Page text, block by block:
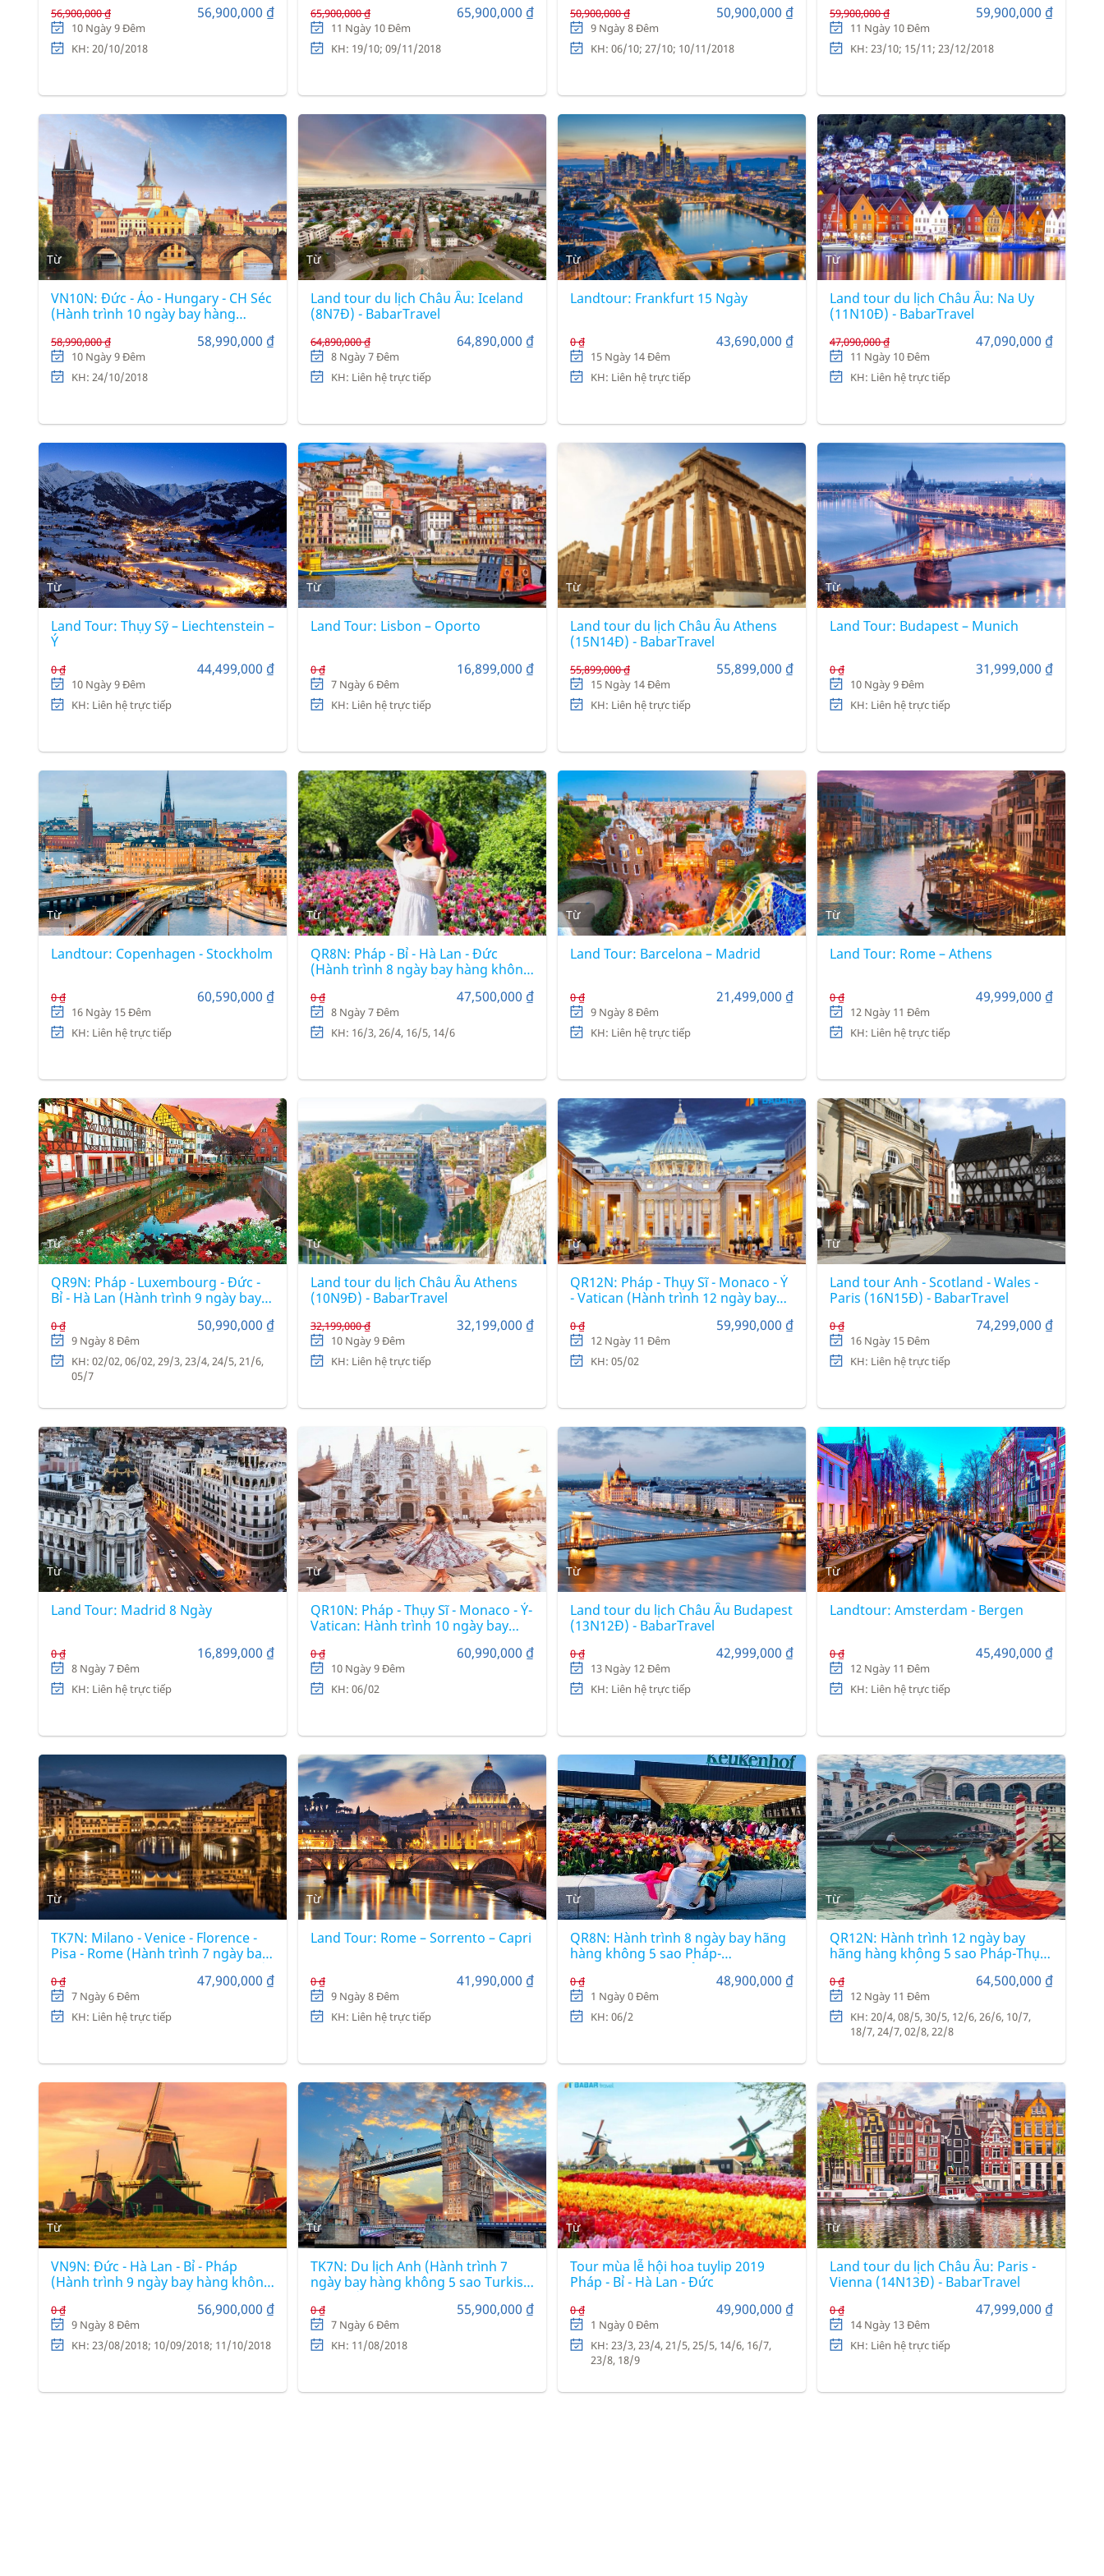
56,900,000 ₫ 56,900,000 ₫
10 Ngày 9 Đêm
KH: 20/10/2018
65,900,000 ₫ 65,900,000 ₫
11 Ngày 10 Đêm
KH: 19/10; 09/11/2018
50,900,000 ₫ 50,900,000 ₫
9 Ngày 8 Đêm
KH: 06/10; 27/10; 10/11/2018
Airlines)
59,900,000 ₫ 59,900,000 ₫
11 Ngày 10 Đêm
KH: 23/10; 15/11; 23/12/2018
Từ
VN10N: Đức - Áo - Hungary - CH Séc
(Hành trình 10 ngày bay hàng
không 4 sao Vietnam Airlines)
58,990,000 ₫ 58,990,000 ₫
10 Ngày 9 Đêm
KH: 24/10/2018
Từ
Land tour du lịch Châu Âu: Iceland
(8N7Đ) - BabarTravel
64,890,000 ₫ 64,890,000 ₫
8 Ngày 7 Đêm
KH: Liên hệ trực tiếp
Từ
Landtour: Frankfurt 15 Ngày
0 ₫ 43,690,000 ₫
15 Ngày 14 Đêm
KH: Liên hệ trực tiếp
Từ
Land tour du lịch Châu Âu: Na Uy
(11N10Đ) - BabarTravel
47,090,000 ₫ 47,090,000 ₫
11 Ngày 10 Đêm
KH: Liên hệ trực tiếp
Từ
Land Tour: Thụy Sỹ – Liechtenstein –
Ý
0 ₫ 44,499,000 ₫
10 Ngày 9 Đêm
KH: Liên hệ trực tiếp
Từ
Land Tour: Lisbon – Oporto
0 ₫ 16,899,000 ₫
7 Ngày 6 Đêm
KH: Liên hệ trực tiếp
Từ
Land tour du lịch Châu Âu Athens
(15N14Đ) - BabarTravel
55,899,000 ₫ 55,899,000 ₫
15 Ngày 14 Đêm
KH: Liên hệ trực tiếp
Từ
Land Tour: Budapest – Munich
0 ₫ 31,999,000 ₫
10 Ngày 9 Đêm
KH: Liên hệ trực tiếp
Từ
Landtour: Copenhagen - Stockholm
0 ₫ 60,590,000 ₫
16 Ngày 15 Đêm
KH: Liên hệ trực tiếp
Từ
QR8N: Pháp - Bỉ - Hà Lan - Đức
(Hành trình 8 ngày bay hàng không
5 sao Qatar Airways)
0 ₫ 47,500,000 ₫
8 Ngày 7 Đêm
KH: 16/3, 26/4, 16/5, 14/6
Từ
Land Tour: Barcelona – Madrid
0 ₫ 21,499,000 ₫
9 Ngày 8 Đêm
KH: Liên hệ trực tiếp
Từ
Land Tour: Rome – Athens
0 ₫ 49,999,000 ₫
12 Ngày 11 Đêm
KH: Liên hệ trực tiếp
Từ
QR9N: Pháp - Luxembourg - Đức -
Bỉ - Hà Lan (Hành trình 9 ngày bay
Airways)
0 ₫ 50,990,000 ₫
9 Ngày 8 Đêm
KH: 02/02, 06/02, 29/3, 23/4, 24/5, 21/6,
05/7
Từ
Land tour du lịch Châu Âu Athens
(10N9Đ) - BabarTravel
32,199,000 ₫ 32,199,000 ₫
10 Ngày 9 Đêm
KH: Liên hệ trực tiếp
Từ
QR12N: Pháp - Thụy Sĩ - Monaco - Ý
- Vatican (Hành trình 12 ngày bay
Airways
0 ₫ 59,990,000 ₫
12 Ngày 11 Đêm
KH: 05/02
Từ
Land tour Anh - Scotland - Wales -
Paris (16N15Đ) - BabarTravel
0 ₫ 74,299,000 ₫
16 Ngày 15 Đêm
KH: Liên hệ trực tiếp
Từ
Land Tour: Madrid 8 Ngày
0 ₫ 16,899,000 ₫
8 Ngày 7 Đêm
KH: Liên hệ trực tiếp
Từ
QR10N: Pháp - Thụy Sĩ - Monaco - Ý-
Vatican: Hành trình 10 ngày bay
Airways
0 ₫ 60,990,000 ₫
10 Ngày 9 Đêm
KH: 06/02
Từ
Land tour du lịch Châu Âu Budapest
(13N12Đ) - BabarTravel
0 ₫ 42,999,000 ₫
13 Ngày 12 Đêm
KH: Liên hệ trực tiếp
Từ
Landtour: Amsterdam - Bergen
0 ₫ 45,490,000 ₫
12 Ngày 11 Đêm
KH: Liên hệ trực tiếp
Từ
TK7N: Milano - Venice - Florence -
Pisa - Rome (Hành trình 7 ngày bay
hàng không 5 sao Turkish Airlines)
0 ₫ 47,900,000 ₫
7 Ngày 6 Đêm
KH: Liên hệ trực tiếp
Từ
Land Tour: Rome – Sorrento – Capri
0 ₫ 41,990,000 ₫
9 Ngày 8 Đêm
KH: Liên hệ trực tiếp
Từ
QR8N: Hành trình 8 ngày bay hãng
hàng không 5 sao Pháp-
Luxembourg-Đức-Bỉ-Hà lan
0 ₫ 48,900,000 ₫
1 Ngày 0 Đêm
KH: 06/2
Từ
QR12N: Hành trình 12 ngày bay
hãng hàng không 5 sao Pháp-Thụy
Sĩ - Monaco - Ý - Vatican
0 ₫ 64,500,000 ₫
12 Ngày 11 Đêm
KH: 20/4, 08/5, 30/5, 12/6, 26/6, 10/7,
18/7, 24/7, 02/8, 22/8
Từ
VN9N: Đức - Hà Lan - Bỉ - Pháp
(Hành trình 9 ngày bay hàng không
4 sao Vietnam Airlines)
0 ₫ 56,900,000 ₫
9 Ngày 8 Đêm
KH: 23/08/2018; 10/09/2018; 11/10/2018
Từ
TK7N: Du lịch Anh (Hành trình 7
ngày bay hàng không 5 sao Turkish
Airlines)
0 ₫ 55,900,000 ₫
7 Ngày 6 Đêm
KH: 11/08/2018
Từ
Tour mùa lễ hội hoa tuylip 2019
Pháp - Bỉ - Hà Lan - Đức
0 ₫ 49,900,000 ₫
1 Ngày 0 Đêm
KH: 23/3, 23/4, 21/5, 25/5, 14/6, 16/7,
23/8, 18/9
Từ
Land tour du lịch Châu Âu: Paris -
Vienna (14N13Đ) - BabarTravel
0 ₫ 47,999,000 ₫
14 Ngày 13 Đêm
KH: Liên hệ trực tiếp